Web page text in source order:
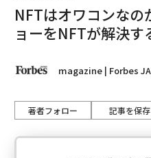
NFTはオワコンな
ョーをNFTが解決す
magazine | Forbes
著者フォロー 記事を保存